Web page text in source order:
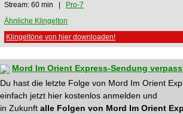
Stream: 60 min |
Pro-7
Ähnliche Klingelton
Klingeltöne von hier downloaden!
Mord Im Orient Express-Sendung
Du hast die letzte Folge von Mord Im Orient
einfach jetzt hier kostenlos anmelden und
in Zukunft alle Folgen von Mord Im Orient